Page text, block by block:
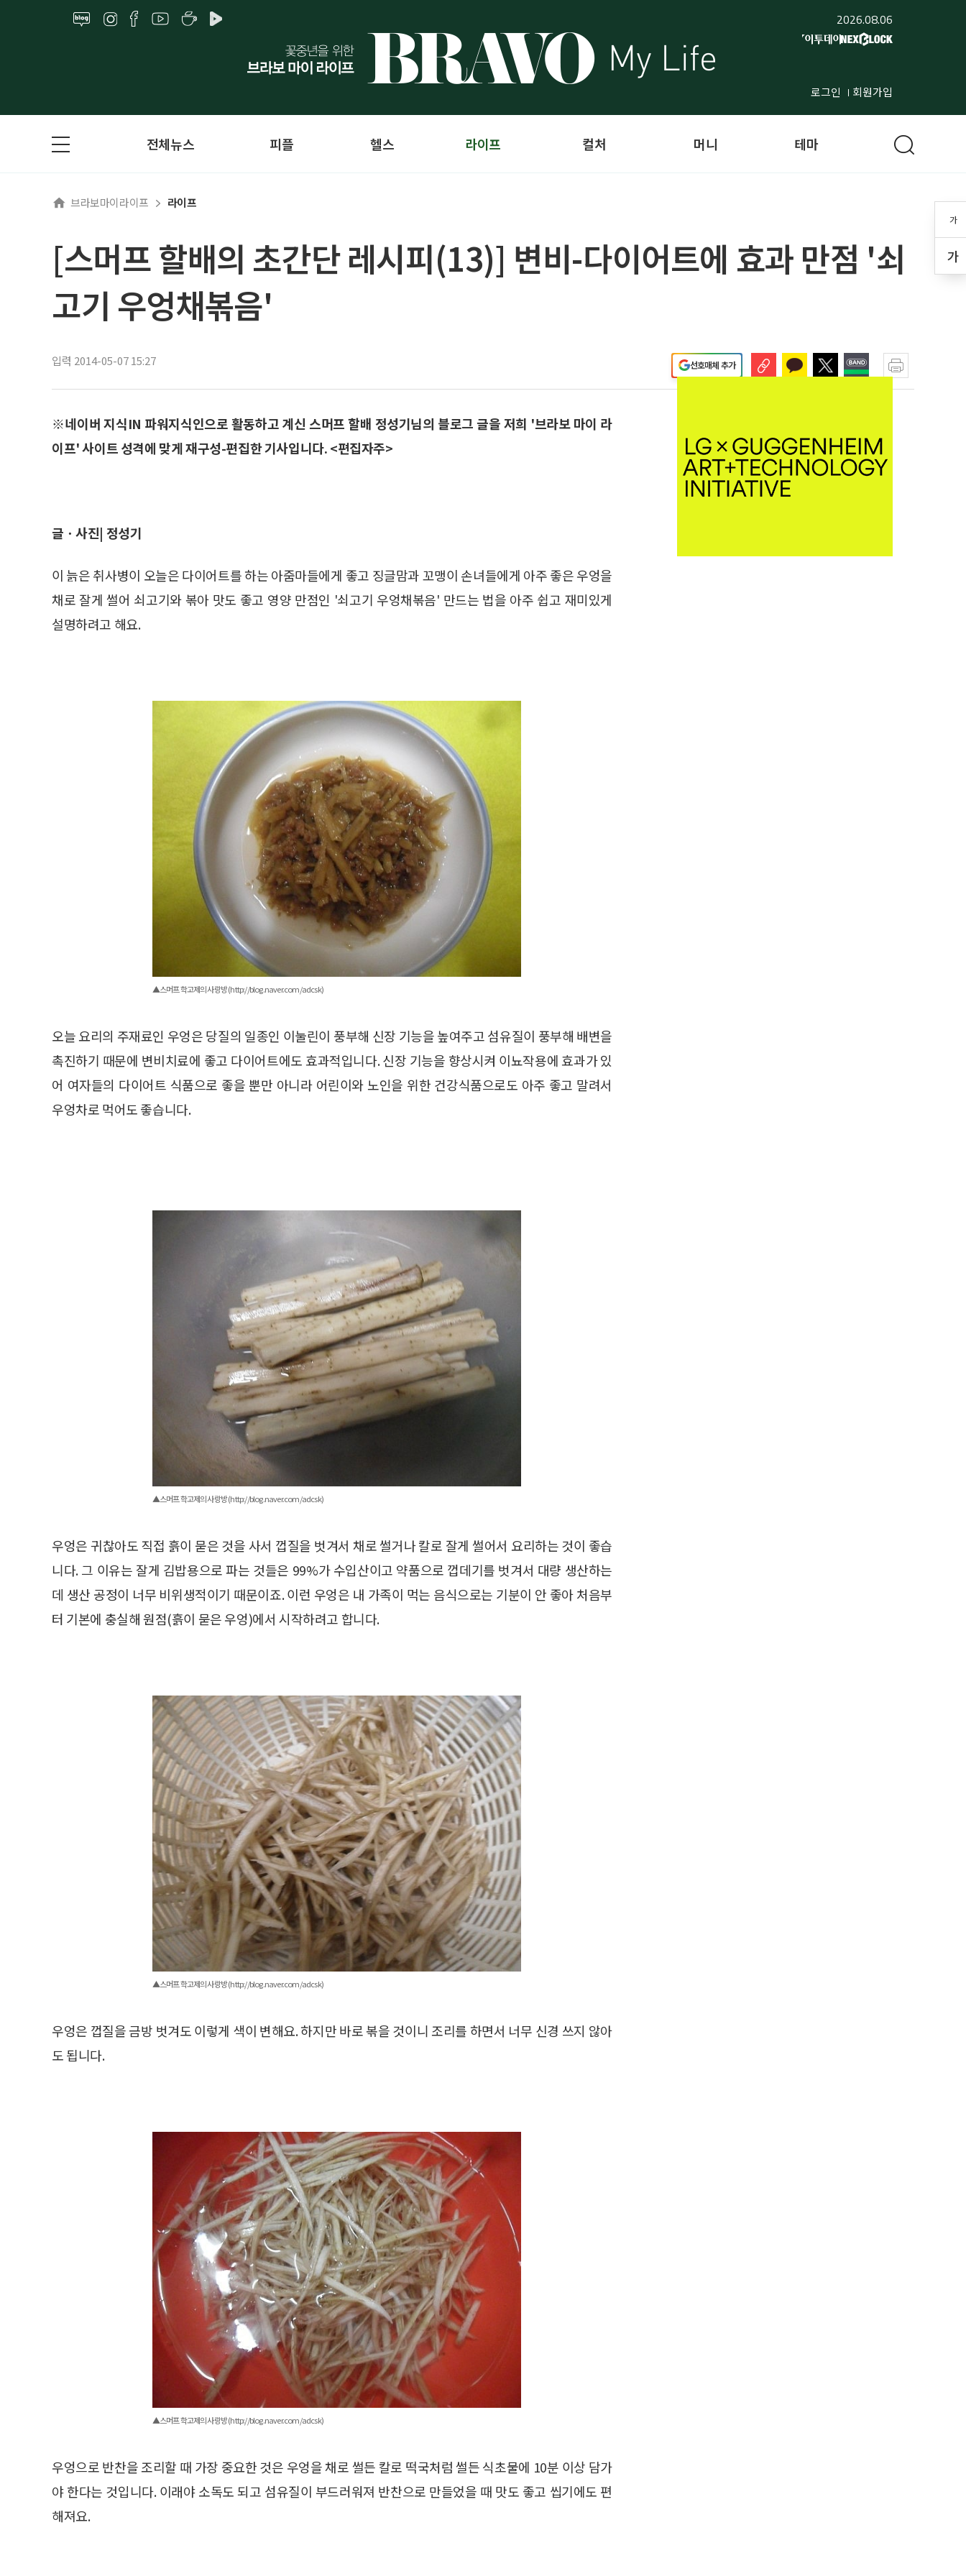
2026.08.06
로그인 회원가입
가
가
전체뉴스 피플 헬스 라이프 컬처 머니 테마
브라보마이라이프 라이프
[스머프 할배의 초간단 레시피(13)] 변비-다이어트에 효과 만점 '쇠
고기 우엉채볶음'
입력 2014-05-07 15:27 선호매체 추가
※네이버 지식IN 파워지식인으로 활동하고 계신 스머프 할배 정성기님의 블로그 글을 저희 '브라보 마이 라
이프' 사이트 성격에 맞게 재구성-편집한 기사입니다. <편집자주>
글ㆍ사진| 정성기
이 늙은 취사병이 오늘은 다이어트를 하는 아줌마들에게 좋고 징글맘과 꼬맹이 손녀들에게 아주 좋은 우엉을
채로 잘게 썰어 쇠고기와 볶아 맛도 좋고 영양 만점인 '쇠고기 우엉채볶음' 만드는 법을 아주 쉽고 재미있게
설명하려고 해요.
▲스머프 학고제의 사랑방 (http://blog.naver.com/adcsk)
​오늘 요리의 주재료인 우엉은 당질의 일종인 이눌린이 풍부해 신장 기능을 높여주고 섬유질이 풍부해 배변을
촉진하기 때문에 변비치료에 좋고 다이어트에도 효과적입니다. 신장 기능을 향상시켜 이뇨작용에 효과가 있
어 여자들의 다이어트 식품으로 좋을 뿐만 아니라 어린이와 노인을 위한 건강식품으로도 아주 좋고 말려서
우엉차로 먹어도 좋습니다.
▲스머프 학고제의 사랑방 (http://blog.naver.com/adcsk)
우엉은 귀찮아도 직접 흙이 묻은 것을 사서 껍질을 벗겨서 채로 썰거나 칼로 잘게 썰어서 요리하는 것이 좋습
니다. 그 이유는 잘게 김밥용으로 파는 것들은 99%가 수입산이고 약품으로 껍데기를 벗겨서 대량 생산하는
데 생산 공정이 너무 비위생적이기 때문이죠. 이런 우엉은 내 가족이 먹는 음식으로는 기분이 안 좋아 처음부
터 기본에 충실해 원점(흙이 묻은 우엉)에서 시작하려고 합니다.
▲스머프 학고제의 사랑방 (http://blog.naver.com/adcsk)
​우엉은 껍질을 금방 벗겨도 이렇게 색이 변해요. 하지만 바로 볶을 것이니 조리를 하면서 너무 신경 쓰지 않아
도 됩니다.
▲스머프 학고제의 사랑방 (http://blog.naver.com/adcsk)
우엉으로 반찬을 조리할 때 가장 중요한 것은 우엉을 채로 썰든 칼로 떡국처럼 썰든 식초물에 10분 이상 담가
야 한다는 것입니다. 이래야 소독도 되고 섬유질이 부드러워져 반찬으로 만들었을 때 맛도 좋고 씹기에도 편
해져요.